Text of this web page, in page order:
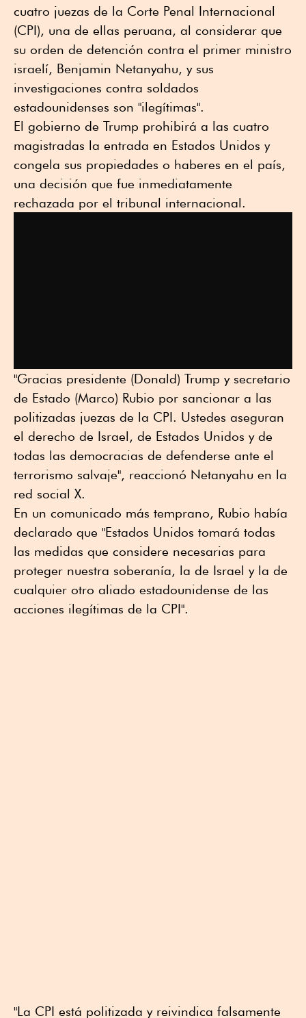
cuatro juezas de la Corte Penal Internacional
(CPI), una de ellas peruana, al considerar que
su orden de detención contra el primer ministro
israelí, Benjamin Netanyahu, y sus
investigaciones contra soldados
estadounidenses son "ilegítimas".
El gobierno de Trump prohibirá a las cuatro
magistradas la entrada en Estados Unidos y
congela sus propiedades o haberes en el país,
una decisión que fue inmediatamente
rechazada por el tribunal internacional.
"Gracias presidente (Donald) Trump y secretario
de Estado (Marco) Rubio por sancionar a las
politizadas juezas de la CPI. Ustedes aseguran
el derecho de Israel, de Estados Unidos y de
todas las democracias de defenderse ante el
terrorismo salvaje", reaccionó Netanyahu en la
red social X.
En un comunicado más temprano, Rubio había
declarado que "Estados Unidos tomará todas
las medidas que considere necesarias para
proteger nuestra soberanía, la de Israel y la de
cualquier otro aliado estadounidense de las
acciones ilegítimas de la CPI".
"La CPI está politizada y reivindica falsamente